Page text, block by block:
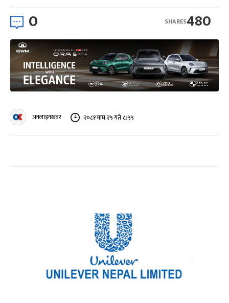
0 480
SHARES
अनलाइनखबर २०८१ माघ २५ गते ८:५५